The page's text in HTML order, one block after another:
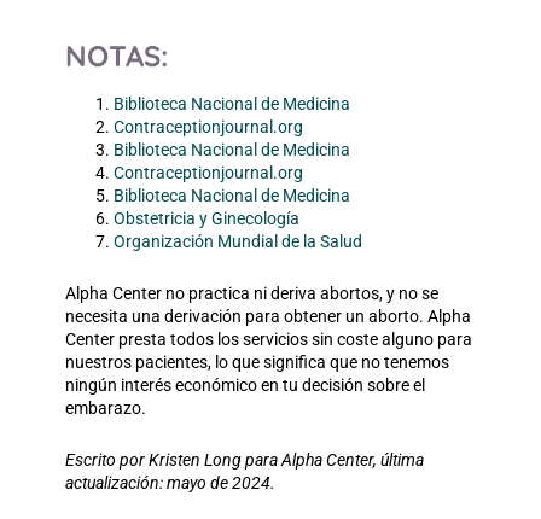
NOTAS:
Biblioteca Nacional de Medicina
Contraceptionjournal.org
Biblioteca Nacional de Medicina
Contraceptionjournal.org
Biblioteca Nacional de Medicina
Obstetricia y Ginecología
Organización Mundial de la Salud
Alpha Center no practica ni deriva abortos, y no se
necesita una derivación para obtener un aborto. Alpha
Center presta todos los servicios sin coste alguno para
nuestros pacientes, lo que significa que no tenemos
ningún interés económico en tu decisión sobre el
embarazo.
Escrito por Kristen Long para Alpha Center, última
actualización: mayo de 2024.